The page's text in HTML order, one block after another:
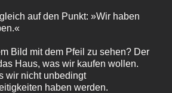
auf den Punkt: »Wir haben
Bild mit dem Pfeil zu sehen? Der
Haus, was wir kaufen wollen.
wir nicht unbedingt
haben werden.